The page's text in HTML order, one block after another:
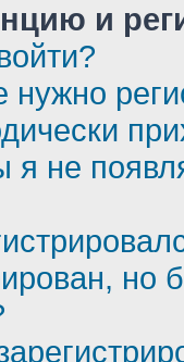
и
я не
но